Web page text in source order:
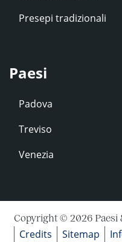
Presepi tradizionali
Paesi
Padova
Treviso
Venezia
Copyright © 2026 Paesi
Credits Sitemap